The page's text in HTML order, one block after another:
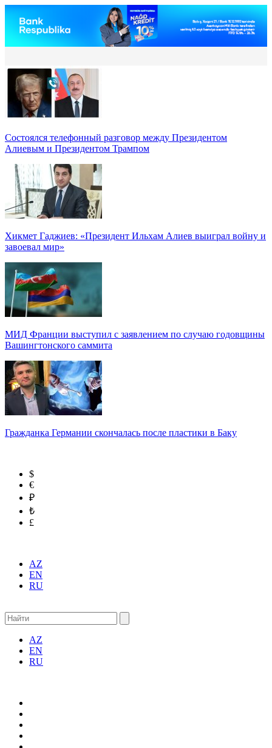
Состоялся телефонный разговор между Президентом
Алиевым и Президентом Трампом
Хикмет Гаджиев: «Президент Ильхам Алиев выиграл войну и
завоевал мир»
МИД Франции выступил с заявлением по случаю годовщины
Вашингтонского саммита
Гражданка Германии скончалась после пластики в Баку
$
€
₽
₺
£
AZ
EN
RU
AZ
EN
RU